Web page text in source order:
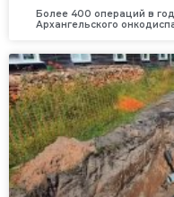
Более 400 операций в
Архангельского